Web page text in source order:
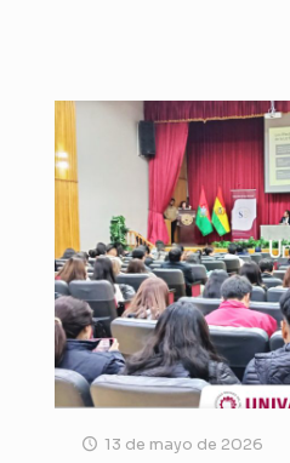
13 de mayo de 2026